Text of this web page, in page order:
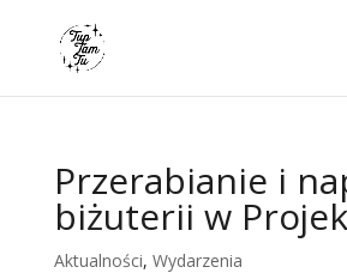
Przerabianie i
biżuterii w
Aktualności, Wydarzenia